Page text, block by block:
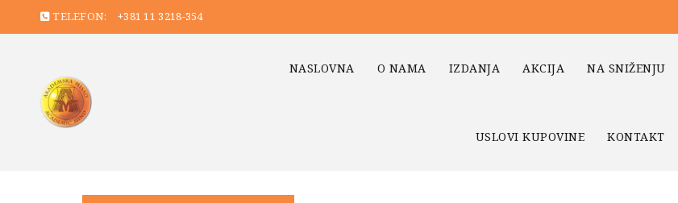
TELEFON: +381 11 3218-354
NASLOVNA O NAMA IZDANJA AKCIJA NA SNIŽENJU
USLOVI KUPOVINE KONTAKT